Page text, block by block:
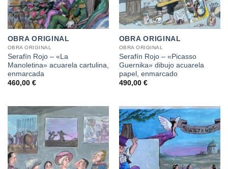
OBRA ORIGINAL
OBRA ORIGINAL
Serafín Rojo – «La
Manoletina» acuarela cartulina,
enmarcada
460,00 €
OBRA ORIGINAL
OBRA ORIGINAL
Serafín Rojo – «Picasso
Guernika» dibujo acuarela
papel, enmarcado
490,00 €